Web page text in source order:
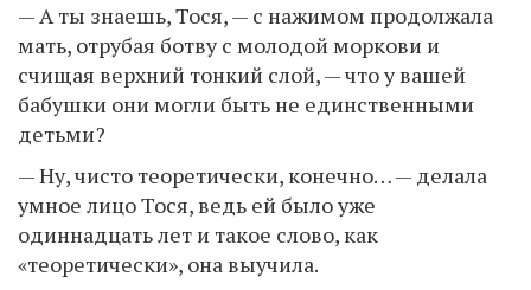
— А ты знаешь, Тося, — с нажимом продолжала
мать, отрубая ботву с молодой моркови и
счищая верхний тонкий слой, — что у вашей
бабушки они могли быть не единственными
детьми?
— Ну, чисто теоретически, конечно… — делала
умное лицо Тося, ведь ей было уже
одиннадцать лет и такое слово, как
«теоретически», она выучила.